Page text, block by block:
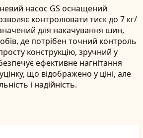
насос GS оснащений
контролювати тиск до 7 кг/
для накачування шин,
де потрібен точний контроль
конструкцію, зручний у
ефективне нагнітання
що відображено у ціні, але
і надійність.